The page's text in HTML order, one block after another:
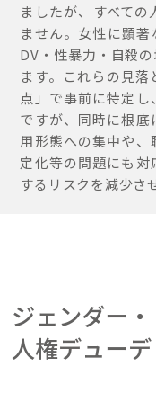
ましたが、すべて
ません。女性に顕著
DV・性暴力・自殺
ます。これらの見
点」で事前に特定
ですが、同時に根
用形態への集中や
定化等の問題にも
するリスクを減少さ
ジェンダー・
人権デュー